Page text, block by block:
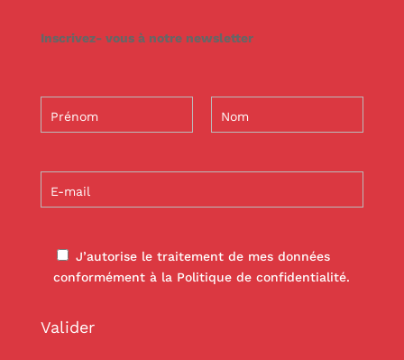
Inscrivez- vous à notre newsletter
J’autorise le traitement de mes données
conformément à la Politique de confidentialité.